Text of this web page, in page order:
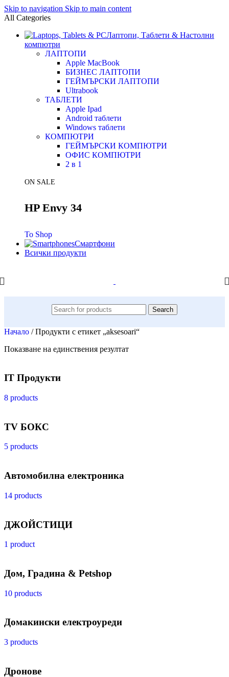
Skip to navigation Skip to main content
All Categories
Лаптопи, Таблети & Настолни
компютри
ЛАПТОПИ
Apple MacBook
БИЗНЕС ЛАПТОПИ
ГЕЙМЪРСКИ ЛАПТОПИ
Ultrabook
ТАБЛЕТИ
Apple Ipad
Android таблети
Windows таблети
КОМПЮТРИ
ГЕЙМЪРСКИ КОМПЮТРИ
ОФИС КОМПЮТРИ
2 в 1
ON SALE
HP Envy 34
To Shop
Смартфони
Всички продукти
Search
Начало / Продукти с етикет „aksesoari“
Показване на единствения резултат
IT Продукти
8 products
TV БОКС
5 products
Автомобилна електроника
14 products
ДЖОЙСТИЦИ
1 product
Дом, Градина & Petshop
10 products
Домакински електроуреди
3 products
Дронове